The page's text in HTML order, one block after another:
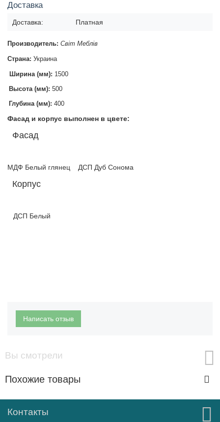
Доставка
Доставка: Платная
Производитель: Світ Меблів
Страна: Украина
Ширина (мм): 1500
Высота (мм): 500
Глубина (мм): 400
Фасад и корпус выполнен в цвете:
Фасад
МДФ Белый глянец ДСП Дуб Сонома
Корпус
ДСП Белый
Написать отзыв
Вы смотрели
Похожие товары
Контакты